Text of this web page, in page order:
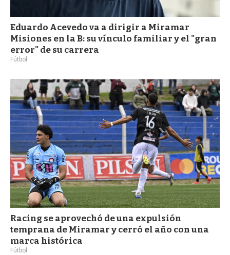
Eduardo Acevedo va a dirigir a Miramar
Misiones en la B: su vínculo familiar y el "gran
error" de su carrera
Fútbol
Racing se aprovechó de una expulsión
temprana de Miramar y cerró el año con una
marca histórica
Fútbol